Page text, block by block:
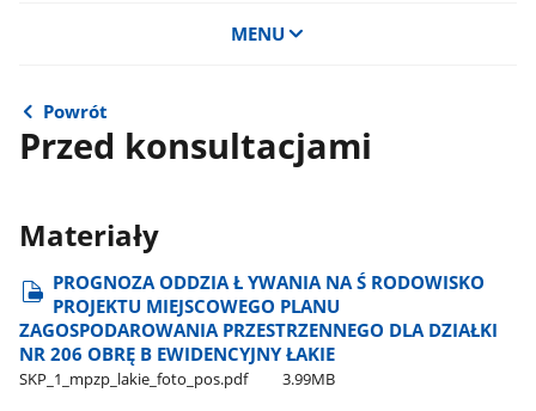
MENU
Powrót
Przed konsultacjami
Materiały
PROGNOZA ODDZIA Ł YWANIA NA Ś RODOWISKO
PROJEKTU MIEJSCOWEGO PLANU
ZAGOSPODAROWANIA PRZESTRZENNEGO DLA DZIAŁKI
NR 206 OBRĘ B EWIDENCYJNY ŁAKIE
SKP​_1​_mpzp​_lakie​_foto​_pos.pdf 3.99MB